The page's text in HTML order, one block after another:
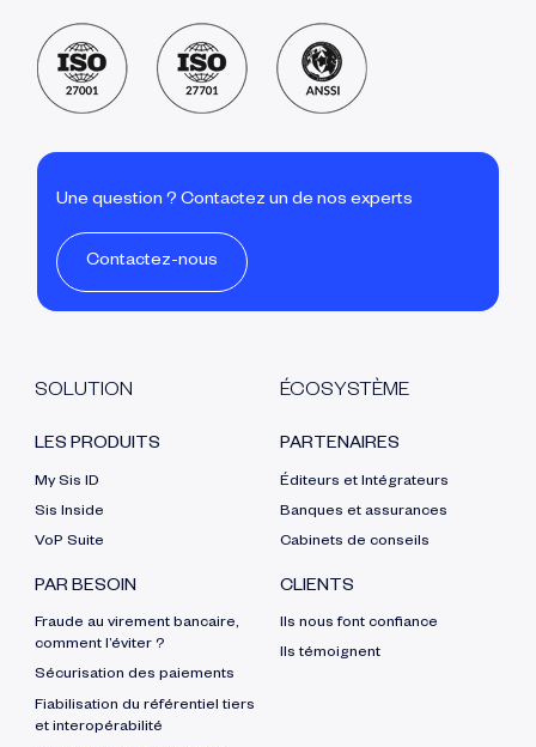
Une question ? Contactez un de nos experts
Contactez-nous
SOLUTION
LES PRODUITS
My Sis ID
Sis Inside
VoP Suite
PAR BESOIN
Fraude au virement bancaire,
comment l’éviter ?
Sécurisation des paiements
Fiabilisation du référentiel tiers
et interopérabilité
ÉCOSYSTÈME
PARTENAIRES
Éditeurs et Intégrateurs
Banques et assurances
Cabinets de conseils
CLIENTS
Ils nous font confiance
Ils témoignent